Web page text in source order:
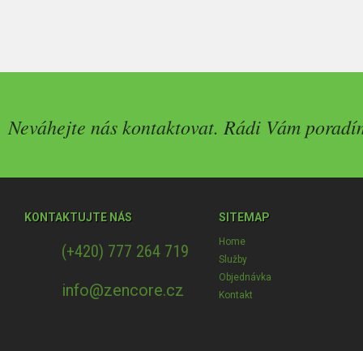
Neváhejte nás kontaktovat. Rádi Vám
KONTAKTUJTE NÁS
(+420) 777 264 719
info@zencore.cz
SITEMAP
Home
Služby
Objednávka
Kontakt